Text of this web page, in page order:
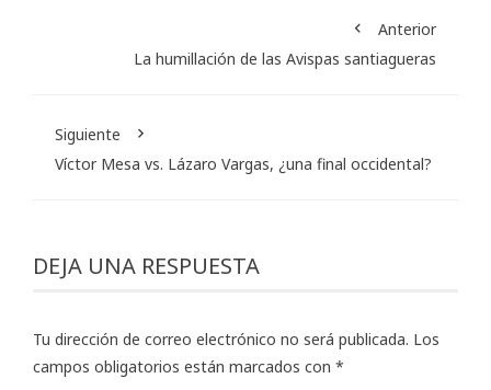
Anterior
La humillación de las Avispas santiagueras
Siguiente
Víctor Mesa vs. Lázaro Vargas, ¿una final occidental?
DEJA UNA RESPUESTA
Tu dirección de correo electrónico no será publicada. Los
campos obligatorios están marcados con *